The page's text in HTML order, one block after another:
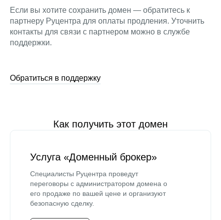
Если вы хотите сохранить домен — обратитесь к
партнеру Руцентра для оплаты продления. Уточнить
контакты для связи с партнером можно в службе
поддержки.
Обратиться в поддержку
Как получить этот домен
Услуга «Доменный брокер»
Специалисты Руцентра проведут
переговоры с администратором домена о
его продаже по вашей цене и организуют
безопасную сделку.